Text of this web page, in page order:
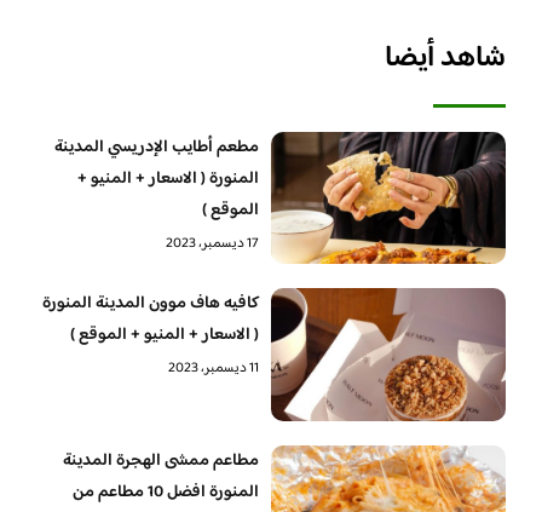
شاهد أيضا
مطعم أطايب الإدريسي المدينة
المنورة ( الاسعار + المنيو +
الموقع )
17 ديسمبر، 2023
كافيه هاف موون المدينة المنورة
( الاسعار + المنيو + الموقع )
11 ديسمبر، 2023
مطاعم ممشى الهجرة المدينة
المنورة افضل 10 مطاعم من